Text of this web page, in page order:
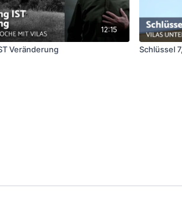
12:15
Veränderung Schlüssel